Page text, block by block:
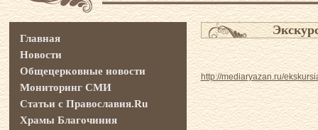
http://mediaryazan.ru/
Главная
Новости
Общецерковные новости
Мониторинг СМИ
Статьи с Православия.Ru
Храмы Благочиния